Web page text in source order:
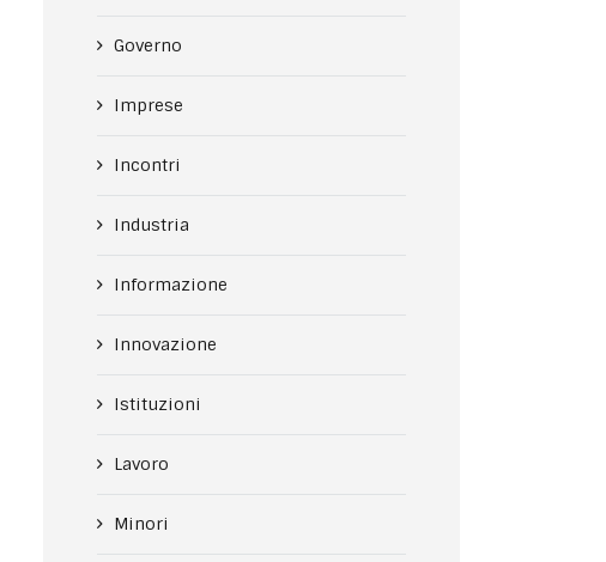
Governo
Imprese
Incontri
Industria
Informazione
Innovazione
Istituzioni
Lavoro
Minori